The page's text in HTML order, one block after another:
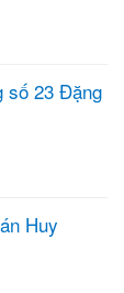
số 23 Đặng
Huy